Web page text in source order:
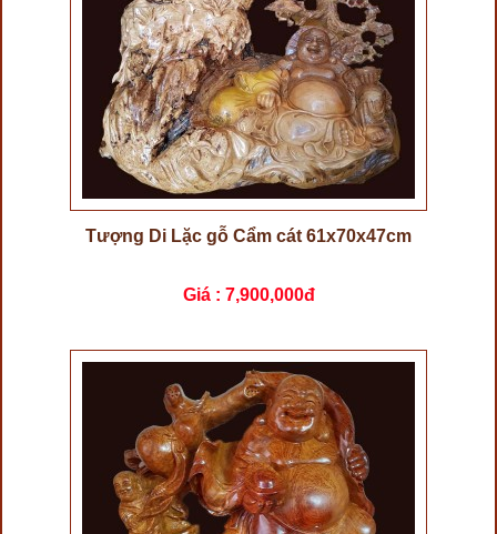
Tượng Di Lặc gỗ Cẩm cát 61x70x47cm
Giá : 7,900,000đ